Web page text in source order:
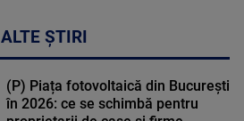
ALTE ȘTIRI
(P) Piața fotovoltaică din București
în 2026: ce se schimbă pentru